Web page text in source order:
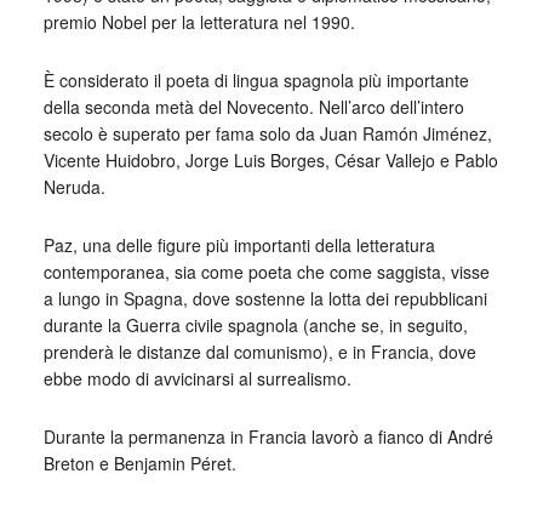
premio Nobel per la letteratura nel 1990.
È considerato il poeta di lingua spagnola più importante
della seconda metà del Novecento. Nell’arco dell’intero
secolo è superato per fama solo da Juan Ramón Jiménez,
Vicente Huidobro, Jorge Luis Borges, César Vallejo e Pablo
Neruda.
Paz, una delle figure più importanti della letteratura
contemporanea, sia come poeta che come saggista, visse
a lungo in Spagna, dove sostenne la lotta dei repubblicani
durante la Guerra civile spagnola (anche se, in seguito,
prenderà le distanze dal comunismo), e in Francia, dove
ebbe modo di avvicinarsi al surrealismo.
Durante la permanenza in Francia lavorò a fianco di André
Breton e Benjamin Péret.